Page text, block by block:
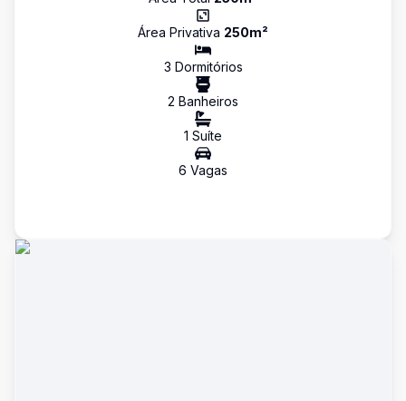
Área Privativa 250m²
3 Dormitórios
2 Banheiros
1 Suíte
6 Vagas